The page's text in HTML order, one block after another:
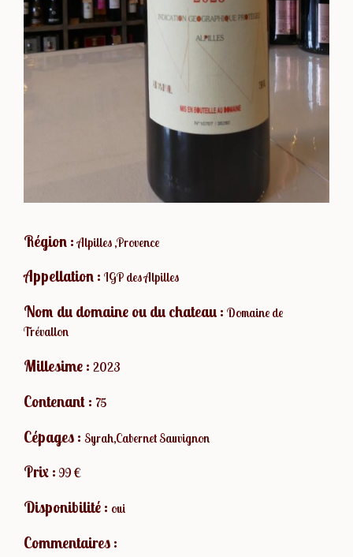
Région :Alpilles ,Provence
Appellation : IGP des Alpilles
Nom du domaine ou du chateau : Domaine de
Trévallon
Millesime : 2023
Contenant : 75
Cépages : Syrah,Cabernet Sauvignon
Prix : 99 €
Disponibilité : oui
Commentaires :